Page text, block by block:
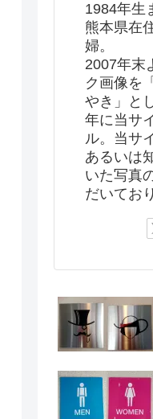
1984年生
熊本県在
婦。
2007年末
ク画像を
やき」と
年に当サ
ル。当サ
あるいは
いた写真
だいてお